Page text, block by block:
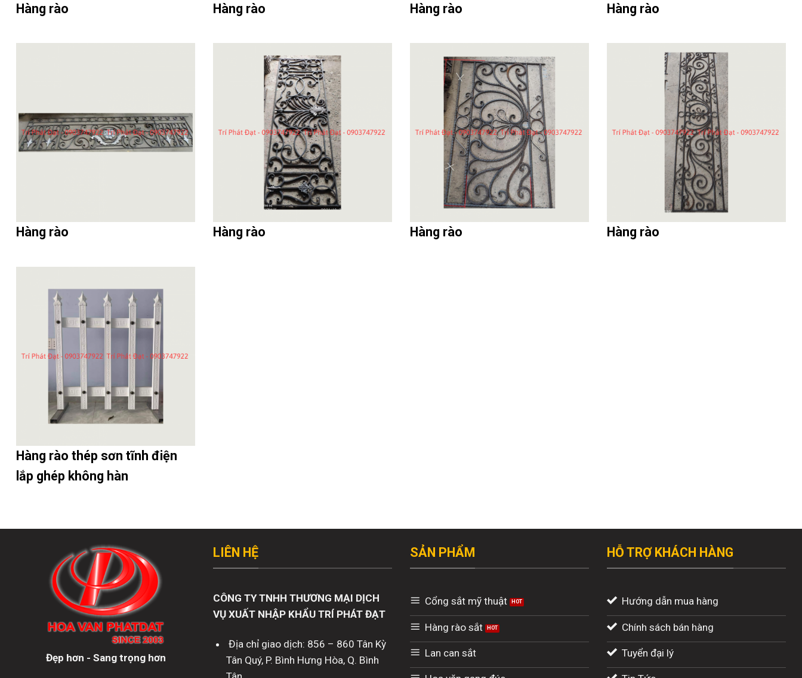
Hàng rào Hàng rào Hàng rào Hàng rào
Hàng rào Hàng rào Hàng rào Hàng rào
Hàng rào thép sơn tĩnh điện
lắp ghép không hàn
Đẹp hơn - Sang trọng hơn
LIÊN HỆ
CÔNG TY TNHH THƯƠNG MẠI DỊCH
VỤ XUẤT NHẬP KHẨU TRÍ PHÁT ĐẠT
Địa chỉ giao dịch: 856 – 860 Tân Kỳ
Tân Quý, P. Bình Hưng Hòa, Q. Bình
SẢN PHẨM
Cổng sắt mỹ thuật
Hàng rào sắt
Lan can sắt
HỖ TRỢ KHÁCH HÀNG
Hướng dẫn mua hàng
Chính sách bán hàng
Tuyển đại lý